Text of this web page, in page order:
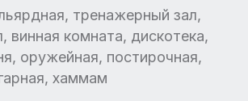
тренажерный зал,
винная комната, дискотека,
оружейная, постирочная,
хаммам